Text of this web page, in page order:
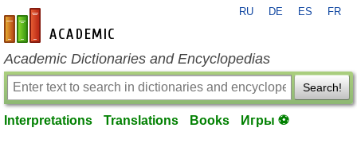
en-academic.com
RU DE ES FR
Academic Dictionaries and Encyclopedias
Search!
Interpretations Translations Books Игры ⚽